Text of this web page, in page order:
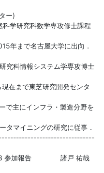
ー)
学研究科数学専攻修士課程
年まで名古屋大学に出向．
究科情報システム学専攻博士
在まで東芝研究開発センタ
で主にインフラ・製造分野を
タマイニングの研究に従事．
加報告               諸戸 祐哉